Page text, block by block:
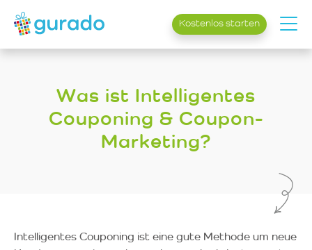
Kostenlos starten
Was ist Intelligentes
Couponing & Coupon-
Marketing?
Intelligentes Couponing ist eine gute Methode um neue